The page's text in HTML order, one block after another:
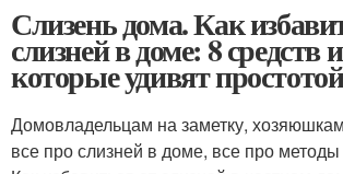
Слизень дома. Как
слизней в доме: 8 средств
которые удивят простотой
Домовладельцам на заметку,
все про слизней в доме, все про методы